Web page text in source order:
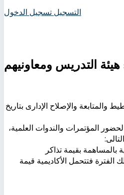
التسجيل تسجيل الدخول
التدريس ومعاونيهم
الدكتور/ وزير التخطيط والمتابعة والإصلاح الإدارى بتاريخ
المؤتمرات والندوات العلمية،
بالمساهمة بقيمة تذاكر
فتتحمل الأكاديمية قيمة